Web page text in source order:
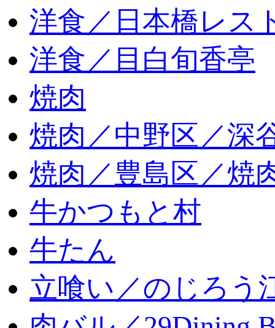
洋食／日本橋レス
洋食／目白旬香亭
焼肉
焼肉／中野区／深
焼肉／豊島区／焼
牛かつもと村
牛たん
立喰い／のじろう